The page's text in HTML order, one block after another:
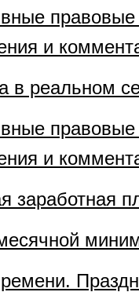
правовые
и
в реальном
правовые
и
заработная